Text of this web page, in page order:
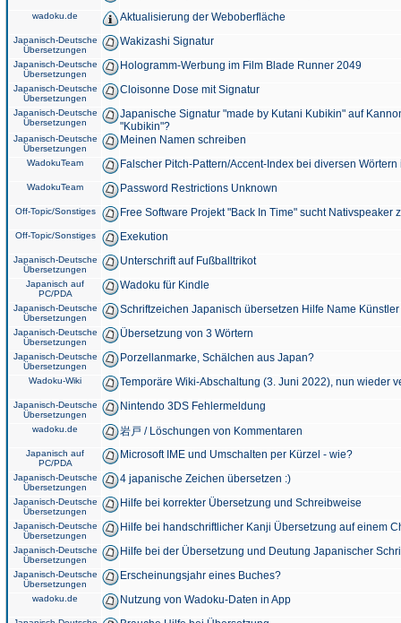
wadoku.de Aktualisierung der Weboberfläche
Japanisch-Deutsche
Übersetzungen
Wakizashi Signatur
Japanisch-Deutsche
Übersetzungen
Hologramm-Werbung im Film Blade Runner 2049
Japanisch-Deutsche
Übersetzungen
Cloisonne Dose mit Signatur
Japanisch-Deutsche
Übersetzungen
Japanische Signatur "made by Kutani Kubikin" auf
"Kubikin"?
Japanisch-Deutsche
Übersetzungen
Meinen Namen schreiben
WadokuTeam Falscher Pitch-Pattern/Accent-Index bei diversen
WadokuTeam Password Restrictions Unknown
Off-Topic/Sonstiges Free Software Projekt "Back In Time" sucht Nativspeaker
Off-Topic/Sonstiges Exekution
Japanisch-Deutsche
Übersetzungen
Unterschrift auf Fußballtrikot
Japanisch auf
PC/PDA
Wadoku für Kindle
Japanisch-Deutsche
Übersetzungen
Schriftzeichen Japanisch übersetzen Hilfe Name
Japanisch-Deutsche
Übersetzungen
Übersetzung von 3 Wörtern
Japanisch-Deutsche
Übersetzungen
Porzellanmarke, Schälchen aus Japan?
Wadoku-Wiki Temporäre Wiki-Abschaltung (3. Juni 2022), nun wieder
Japanisch-Deutsche
Übersetzungen
Nintendo 3DS Fehlermeldung
wadoku.de 岩戸 / Löschungen von Kommentaren
Japanisch auf
PC/PDA
Microsoft IME und Umschalten per Kürzel - wie?
Japanisch-Deutsche
Übersetzungen
4 japanische Zeichen übersetzen :)
Japanisch-Deutsche
Übersetzungen
Hilfe bei korrekter Übersetzung und Schreibweise
Japanisch-Deutsche
Übersetzungen
Hilfe bei handschriftlicher Kanji Übersetzung auf einem
Japanisch-Deutsche
Übersetzungen
Hilfe bei der Übersetzung und Deutung Japanischer
Japanisch-Deutsche
Übersetzungen
Erscheinungsjahr eines Buches?
wadoku.de Nutzung von Wadoku-Daten in App